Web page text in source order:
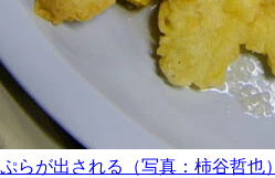
ぷらが出される（写真：柿谷哲也）